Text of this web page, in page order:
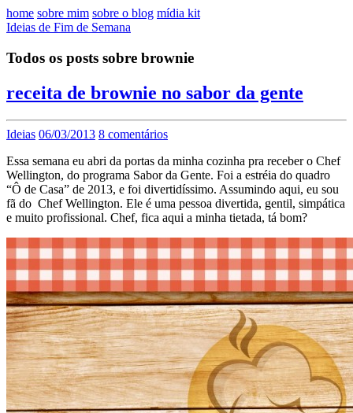
home sobre mim sobre o blog mídia kit
Ideias de Fim de Semana
Todos os posts sobre brownie
receita de brownie no sabor da gente
Ideias 06/03/2013 8 comentários
Essa semana eu abri da portas da minha cozinha pra receber o Chef
Wellington, do programa Sabor da Gente. Foi a estréia do quadro
“Ô de Casa” de 2013, e foi divertidíssimo. Assumindo aqui, eu sou
fã do Chef Wellington. Ele é uma pessoa divertida, gentil, simpática
e muito profissional. Chef, fica aqui a minha tietada, tá bom?